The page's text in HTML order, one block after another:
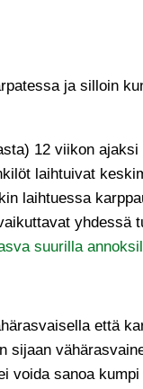
ja silloin
12 viikon ajaksi
laihtuivat
laihtuessa
yhdessä
suurilla
että
sijaan
voida sanoa